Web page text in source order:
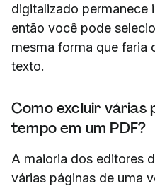
digitalizado permanece
então você pode
mesma forma que faria
texto.
Como excluir várias
tempo em um PDF?
A maioria dos editores
várias páginas de uma